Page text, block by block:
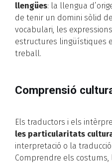
llengües: la llengua
de tenir un domini sòlid
vocabulari, les
estructures lingüístiques
treball.
Comprensió
Els traductors i els
les particularitats
interpretació o la
Comprendre els